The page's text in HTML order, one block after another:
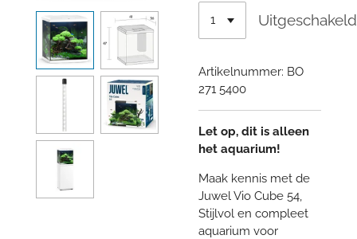
Uitgeschakeld
Artikelnummer: BO
271 5400
Let op, dit is alleen
het aquarium!
Maak kennis met de
Juwel Vio Cube 54,
Stijlvol en compleet
aquarium voor